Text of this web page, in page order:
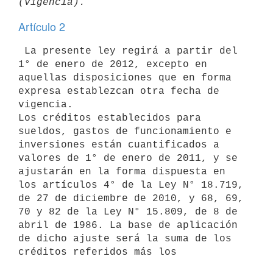
Artículo 2
La presente ley regirá a partir del
1° de enero de 2012, excepto en
aquellas disposiciones que en forma
expresa establezcan otra fecha de
vigencia.
Los créditos establecidos para
sueldos, gastos de funcionamiento e
inversiones están cuantificados a
valores de 1° de enero de 2011, y se
ajustarán en la forma dispuesta en
los artículos 4° de la Ley N° 18.719,
de 27 de diciembre de 2010, y 68, 69,
70 y 82 de la Ley N° 15.809, de 8 de
abril de 1986. La base de aplicación
de dicho ajuste será la suma de los
créditos referidos más los